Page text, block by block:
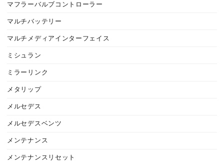
マフラーバルブコントローラー
マルチバッテリー
マルチメディアインターフェイス
ミシュラン
ミラーリンク
メタリップ
メルセデス
メルセデスベンツ
メンテナンス
メンテナンスリセット